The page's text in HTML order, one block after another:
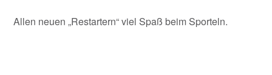
Allen neuen „Restartern“ viel Spaß beim Sporteln.